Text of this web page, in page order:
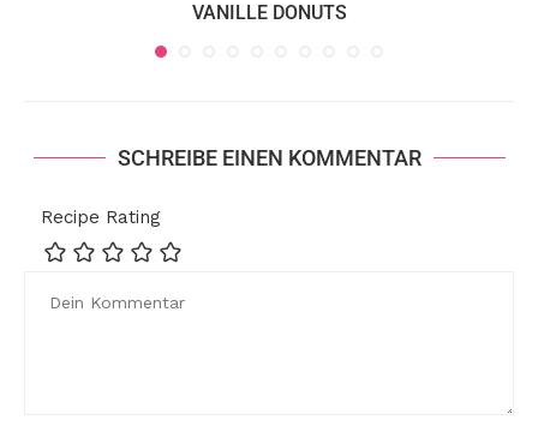
VANILLE DONUTS
SCHREIBE EINEN KOMMENTAR
Recipe Rating